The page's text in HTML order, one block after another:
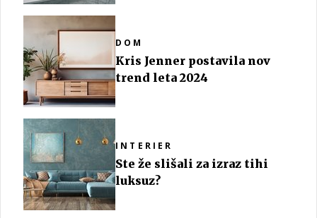
DOM
Kris Jenner postavila nov
trend leta 2024
INTERIER
Ste že slišali za izraz tihi
luksuz?